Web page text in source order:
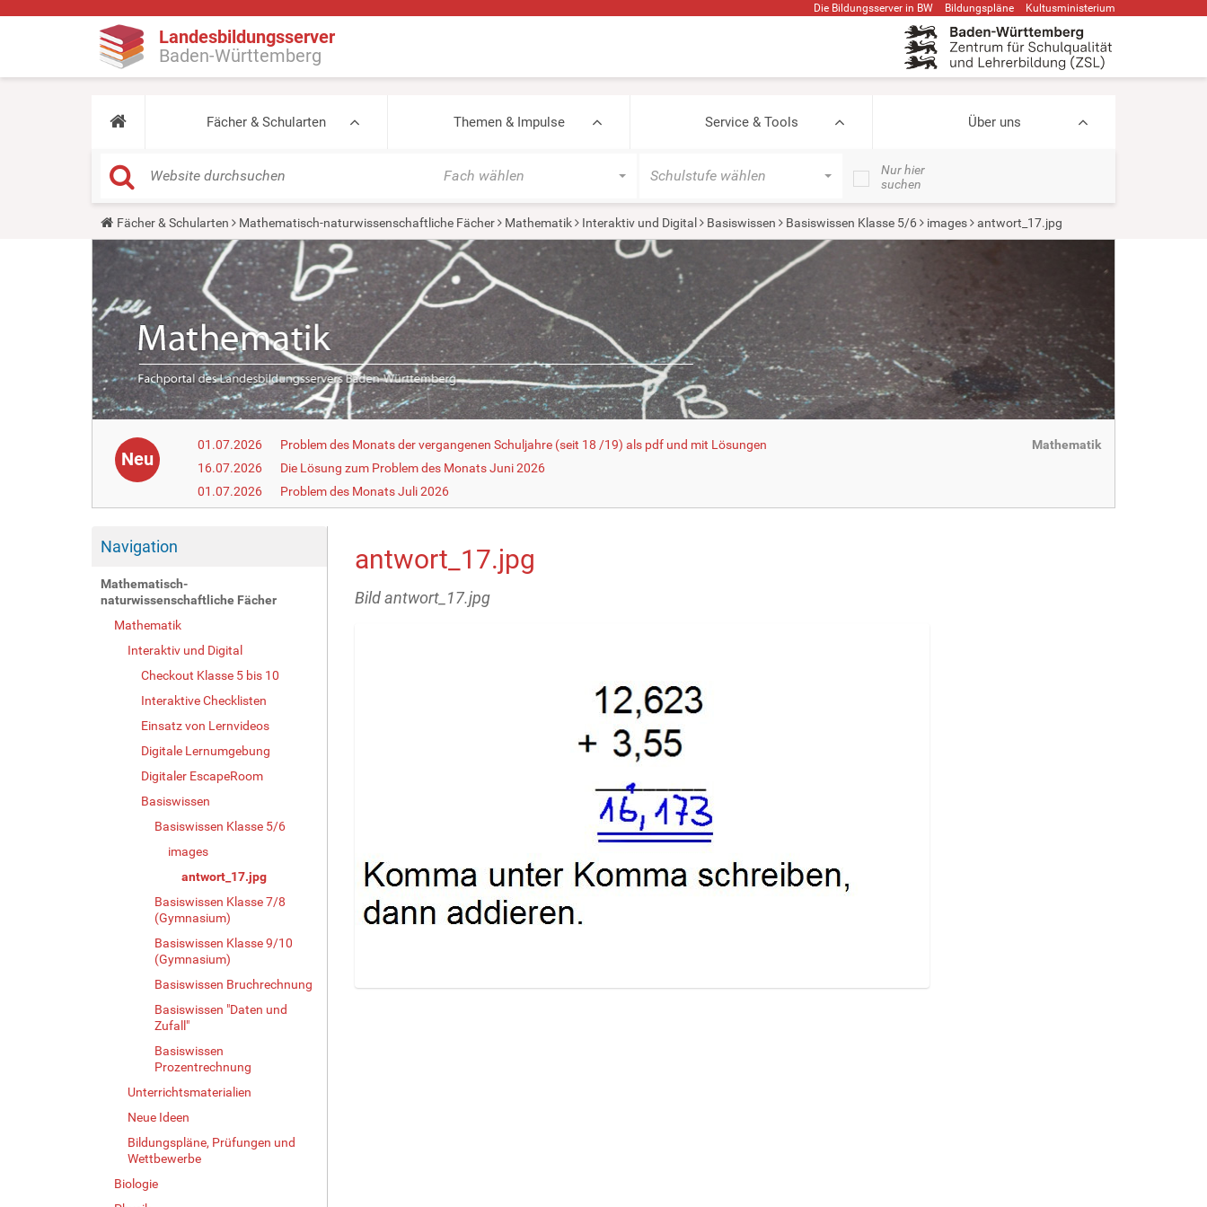
Die Bildungsserver in BW Bildungspläne Kultusministerium
Landesbildungsserver
Baden-Württemberg
Fächer & Schularten Themen & Impulse Service & Tools Über uns
Fach wählen Schulstufe wählen
Nur hier
suchen
Y
o
h
e
r
e
Fächer & Schularten Mathematisch-naturwissenschaftliche Fächer Mathematik Interaktiv und Digital Basiswissen Basiswissen Klasse 5/6 images antwort_17.jpg
Neu
01.07.2026
Problem des Monats der vergangenen Schuljahre (seit 18 /19) als pdf und mit Lösungen
16.07.2026
Die Lösung zum Problem des Monats Juni 2026
01.07.2026
Problem des Monats Juli 2026
Mathematik
Navigation
Mathematisch-
naturwissenschaftliche Fächer
Mathematik
Interaktiv und Digital
Checkout Klasse 5 bis 10
Interaktive Checklisten
Einsatz von Lernvideos
Digitale Lernumgebung
Digitaler EscapeRoom
Basiswissen
Basiswissen Klasse 5/6
images
antwort_17.jpg
Basiswissen Klasse 7/8
(Gymnasium)
Basiswissen Klasse 9/10
(Gymnasium)
Basiswissen Bruchrechnung
Basiswissen "Daten und
Zufall"
Basiswissen
Prozentrechnung
Unterrichtsmaterialien
Neue Ideen
Bildungspläne, Prüfungen und
Wettbewerbe
Biologie
antwort_17.jpg
Bild antwort_17.jpg